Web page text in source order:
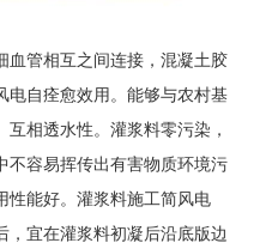
血管相互之间连接，混凝土胶
电自痊愈效用。能够与农村基
相透水性。灌浆料零污染，
不容易挥传出有害物质环境污
性能好。灌浆料施工简风电
，宜在灌浆料初凝后沿底版边